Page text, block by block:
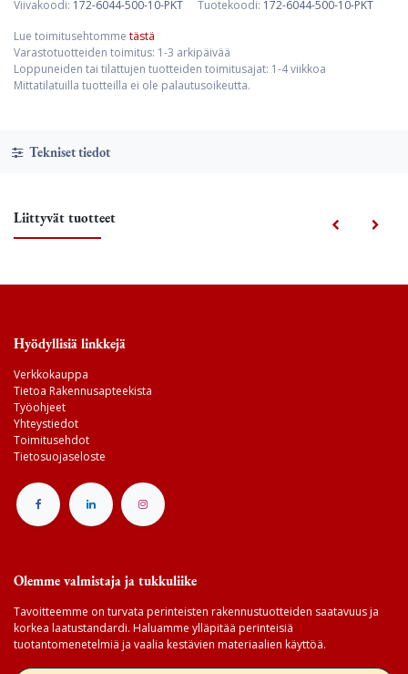
Viivakoodi: 172-6044-500-10-PKT Tuotekoodi: 172-6044-500-10-PKT
Lue toimitusehtomme tästä
Varastotuotteiden toimitus: 1-3 arkipäivää
Loppuneiden tai tilattujen tuotteiden toimitusajat: 1-4 viikkoa
Mittatilatuilla tuotteilla ei ole palautusoikeutta.
Tekniset tiedot
Liittyvät tuotteet
Hyödyllisiä linkkejä
Verkkokauppa
Tietoa Rakennusapteekista
Työohjeet
Yhteystiedot
Toimitusehdot
Tietosuojaseloste
Olemme valmistaja ja tukkuliike
Tavoitteemme on turvata perinteisten rakennustuotteiden saatavuus ja
korkea laatustandardi. Haluamme ylläpitää perinteisiä
tuotantomenetelmiä ja vaalia kestävien materiaalien käyttöä.